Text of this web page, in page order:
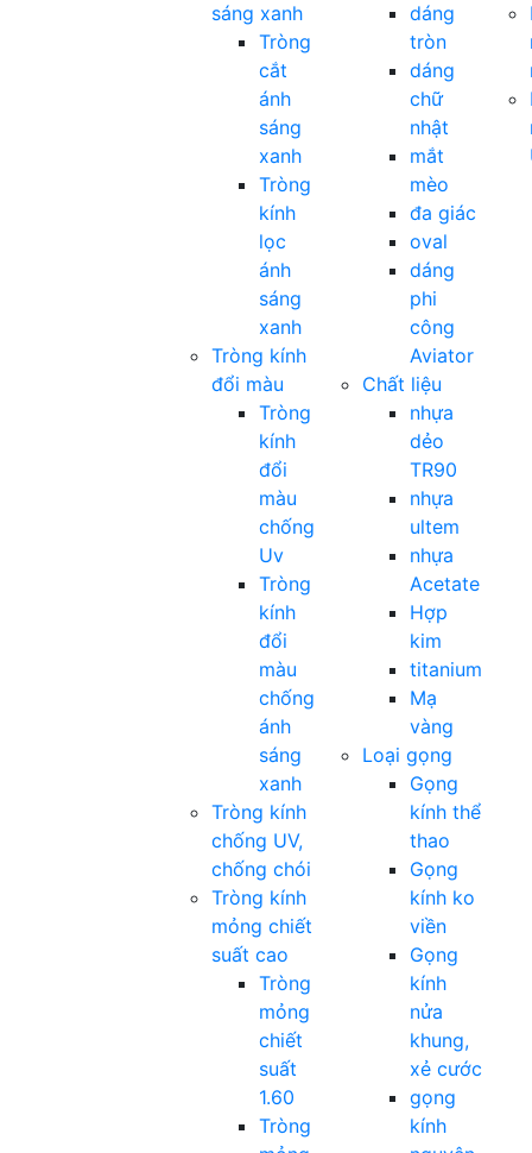
sáng xanh
Tròng
cắt
ánh
sáng
xanh
Tròng
kính
lọc
ánh
sáng
xanh
Tròng kính
đổi màu
Tròng
kính
đổi
màu
chống
Uv
Tròng
kính
đổi
màu
chống
ánh
sáng
xanh
Tròng kính
chống UV,
chống chói
Tròng kính
mỏng chiết
suất cao
Tròng
mỏng
chiết
suất
1.60
Tròng
dáng
tròn
dáng
chữ
nhật
mắt
mèo
đa giác
oval
dáng
phi
công
Aviator
Chất liệu
nhựa
dẻo
TR90
nhựa
ultem
nhựa
Acetate
Hợp
kim
titanium
Mạ
vàng
Loại gọng
Gọng
kính thể
thao
Gọng
kính ko
viền
Gọng
kính
nửa
khung,
xẻ cước
gọng
kính